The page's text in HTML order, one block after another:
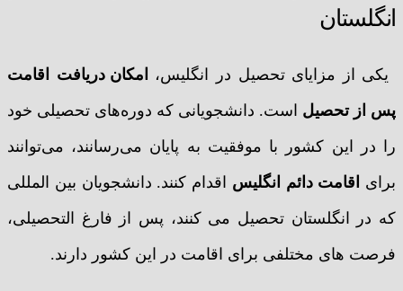
انگلستان
یکی از مزایای تحصیل در انگلیس،
امکان دریافت اقامت
پس از تحصیل است. دانشجویانی که دوره‌های تحصیلی خود
را در این کشور با موفقیت به پایان می‌رسانند، می‌توانند
برای
اقامت دائم انگلیس اقدام کنند. دانشجویان بین المللی
که در انگلستان تحصیل می کنند، پس از فارغ التحصیلی،
فرصت های مختلفی برای اقامت در این کشور دارند.